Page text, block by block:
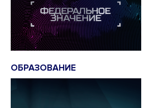
ОБРАЗОВАНИЕ